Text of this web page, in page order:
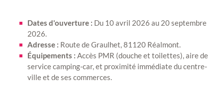
Dates d'ouverture : Du 10 avril 2026 au 20 septembre
2026.
Adresse : Route de Graulhet, 81120 Réalmont.
Équipements : Accès PMR (douche et toilettes), aire de
service camping-car, et proximité immédiate du centre-
ville et de ses commerces.